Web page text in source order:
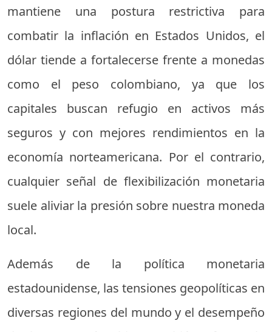
mantiene una postura restrictiva para
combatir la inflación en Estados Unidos, el
dólar tiende a fortalecerse frente a monedas
como el peso colombiano, ya que los
capitales buscan refugio en activos más
seguros y con mejores rendimientos en la
economía norteamericana. Por el contrario,
cualquier señal de flexibilización monetaria
suele aliviar la presión sobre nuestra moneda
local.
Además de la política monetaria
estadounidense, las tensiones geopolíticas en
diversas regiones del mundo y el desempeño